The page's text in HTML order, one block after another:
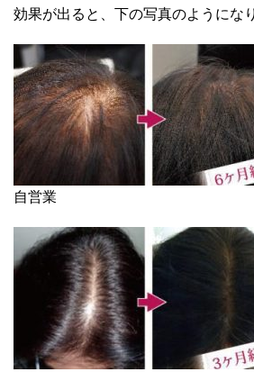
効果が出ると、下の写真のようにな
自営業